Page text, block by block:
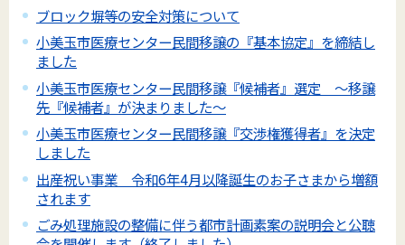
ブロック塀等の安全対策について
小美玉市医療センター民間移譲の『基本協定』を締結し
ました
小美玉市医療センター民間移譲『候補者』選定 ～移譲
先『候補者』が決まりました～
小美玉市医療センター民間移譲『交渉権獲得者』を決定
しました
出産祝い事業 令和6年4月以降誕生のお子さまから増額
されます
ごみ処理施設の整備に伴う都市計画素案の説明会と公聴